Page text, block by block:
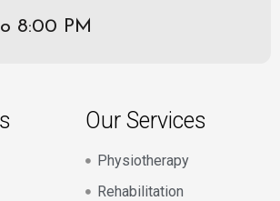
8:00 PM
Our Services
Physiotherapy
Rehabilitation